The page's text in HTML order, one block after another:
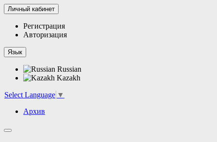
Личный кабинет
Регистрация
Авторизация
Язык
Russian
Kazakh
Select Language ▼
Архив